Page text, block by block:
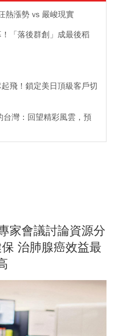
熱漲勢 vs 嚴峻現實
「落後群創」成最後稻
飛！鎖定美日頂級客戶切
灣：回望精彩風雲，預
家會議討論資源分
治肺腺癌效益最